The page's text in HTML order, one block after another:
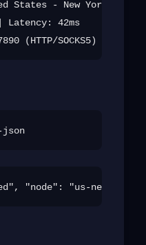
States - New York (us-
Latency: 42ms